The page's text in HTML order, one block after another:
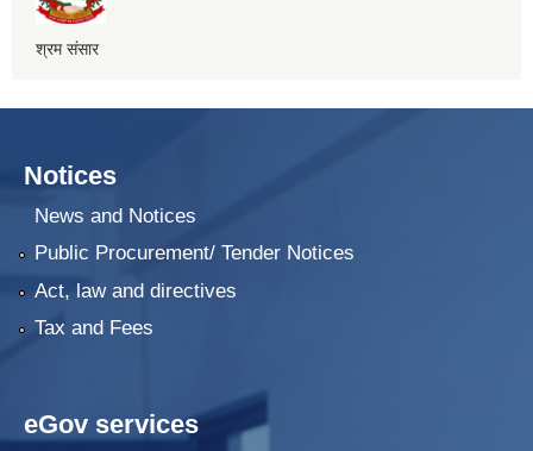
श्रम संसार
Notices
News and Notices
Public Procurement/ Tender Notices
Act, law and directives
Tax and Fees
eGov services